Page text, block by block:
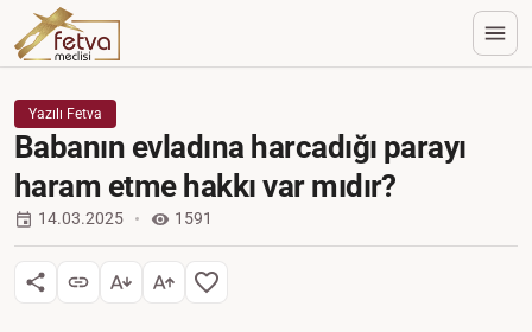
Yazılı Fetva
Babanın evladına harcadığı parayı
haram etme hakkı var mıdır?
14.03.2025 1591